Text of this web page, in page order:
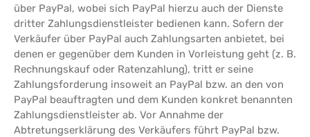
über PayPal, wobei sich PayPal hierzu auch der Dienste
dritter Zahlungsdienstleister bedienen kann. Sofern der
Verkäufer über PayPal auch Zahlungsarten anbietet, bei
denen er gegenüber dem Kunden in Vorleistung geht (z. B.
Rechnungskauf oder Ratenzahlung), tritt er seine
Zahlungsforderung insoweit an PayPal bzw. an den von
PayPal beauftragten und dem Kunden konkret benannten
Zahlungsdienstleister ab. Vor Annahme der
Abtretungserklärung des Verkäufers führt PayPal bzw.